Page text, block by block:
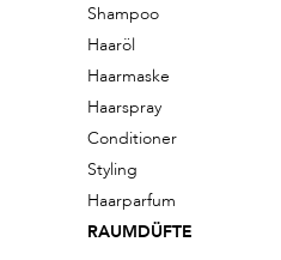
Shampoo
Haaröl
Haarmaske
Haarspray
Conditioner
Styling
Haarparfum
RAUMDÜFTE